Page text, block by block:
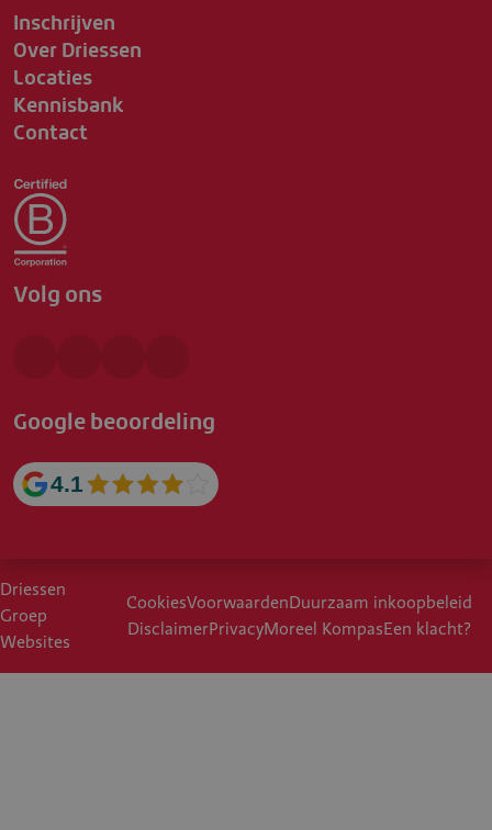
Inschrijven
Over Driessen
Locaties
Kennisbank
Contact
Volg ons
Google beoordeling
4.1
Driessen
Groep
Websites
CookiesVoorwaardenDuurzaam inkoopbeleid
DisclaimerPrivacyMoreel KompasEen klacht?